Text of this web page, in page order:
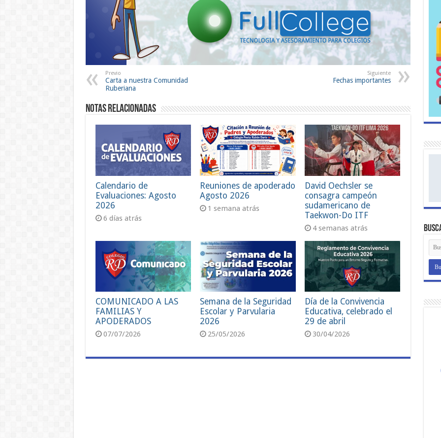
Previo
Carta a nuestra Comunidad
Ruberiana
Siguiente
Fechas importantes
Notas Relacionadas
Calendario de
Evaluaciones: Agosto
2026
6 días atrás
Reuniones de apoderado
Agosto 2026
1 semana atrás
David Oechsler se
consagra campeón
sudamericano de
Taekwon-Do ITF
4 semanas atrás
COMUNICADO A LAS
FAMILIAS Y
APODERADOS
07/07/2026
Semana de la Seguridad
Escolar y Parvularia
2026
25/05/2026
Día de la Convivencia
Educativa, celebrado el
29 de abril
30/04/2026